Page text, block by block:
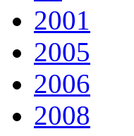
2001
2005
2006
2008